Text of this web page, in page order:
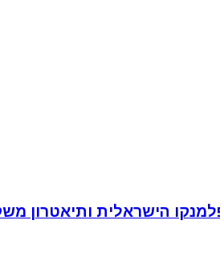
הישראלית ותיאטרון